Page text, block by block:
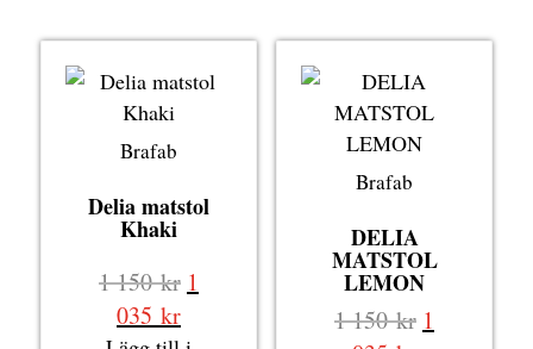
Brafab
Delia matstol
Khaki
1 150kr Det
priset
1
035 krDet
Brafab
DELIA
MATSTOL
LEMON
1 150kr Det
1